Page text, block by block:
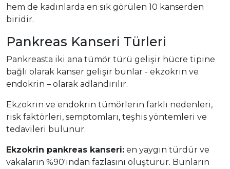
hem de kadınlarda en sık görülen 10 kanserden
biridir.
Pankreas Kanseri Türleri
Pankreasta iki ana tümör türü gelişir hücre tipine
bağlı olarak kanser gelişir bunlar - ekzokrin ve
endokrin – olarak adlandırılır.
Ekzokrin ve endokrin tümörlerin farklı nedenleri,
risk faktörleri, semptomları, teşhis yöntemleri ve
tedavileri bulunur.
Ekzokrin pankreas kanseri: en yaygın türdür ve
vakaların %90'ından fazlasını oluşturur. Bunların